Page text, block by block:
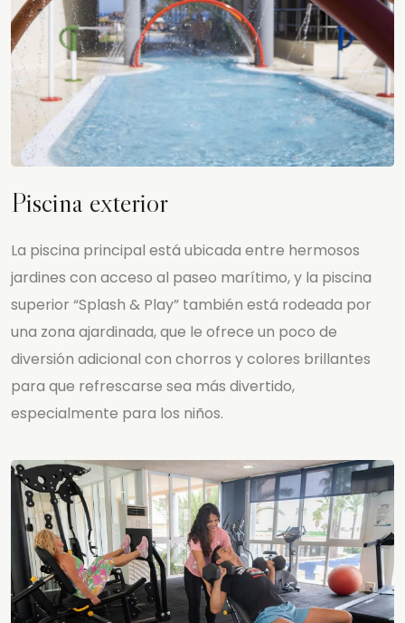
Piscina exterior
La piscina principal está ubicada entre hermosos
jardines con acceso al paseo marítimo, y la piscina
superior “Splash & Play” también está rodeada por
una zona ajardinada, que le ofrece un poco de
diversión adicional con chorros y colores brillantes
para que refrescarse sea más divertido,
especialmente para los niños.